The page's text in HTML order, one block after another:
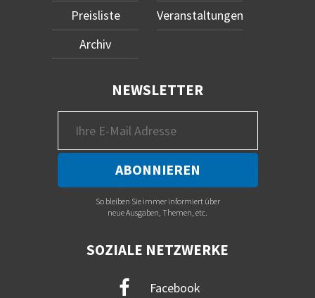
Preisliste
Archiv
Veranstaltungen
NEWSLETTER
So bleiben Sie immer informiert über
neue Ausgaben, Themen, etc.
SOZIALE NETZWERKE
Facebook